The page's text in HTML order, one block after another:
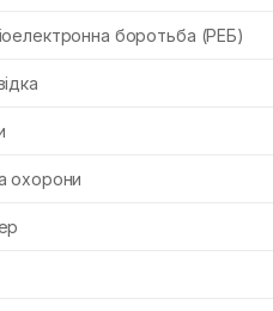
боротьба (РЕБ)
охорони